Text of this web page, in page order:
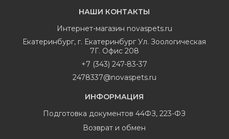
НАШИ КОНТАКТЫ
Интернет-магазин novaspets.ru
Екатеринбург, г. Екатеринбург Ул. Зоологическая
7Г. Офис 208
+7 (343) 247-83-37
2478337@novaspets.ru
ИНФОРМАЦИЯ
Подготовка документов 44ФЗ, 223-ФЗ
Возврат и обмен